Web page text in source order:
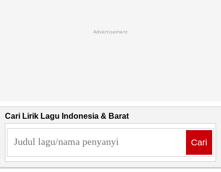
Advertisement
Cari Lirik Lagu Indonesia & Barat
Cari